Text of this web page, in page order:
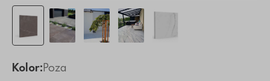
Kolor:Poza